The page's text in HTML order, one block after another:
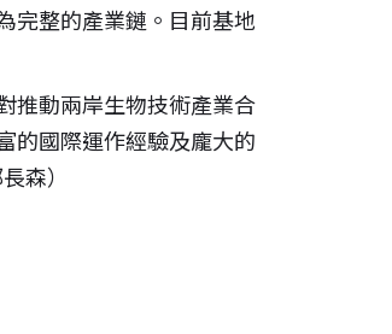
完整的產業鏈。目前基地
推動兩岸生物技術產業合
的國際運作經驗及龐大的
森）